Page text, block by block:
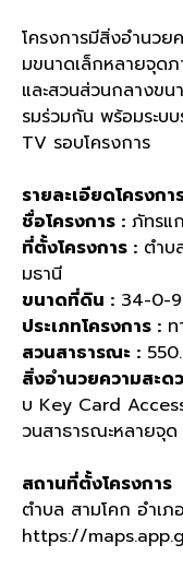
โครงการมีสิ่งอำนว
มขนาดเล็กหลายจุดภ
และสวนส่วนกลางข
รมร่วมกัน พร้อมระบ
TV รอบโครงการ
รายละเอียดโครงกา
ชื่อโครงการ : ภัทรแ
ที่ตั้งโครงการ : ตำบ
มธานี
ขนาดที่ดิน : 34-0-
ประเภทโครงการ :
สวนสาธารณะ :
สิ่งอำนวยความสะด
บ Key Card
วนสาธารณะหลายจุด
สถานที่ตั้งโครงการ
ตำบล สามโคก อำเ
https://